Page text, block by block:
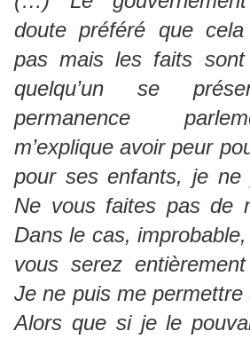
doute préféré que
pas mais les faits
quelqu’un se
permanence
m’explique avoir peur
pour ses enfants, je
Ne vous faites pas de
Dans le cas, improbable,
vous serez
Je ne puis me permettre
Alors que si je le